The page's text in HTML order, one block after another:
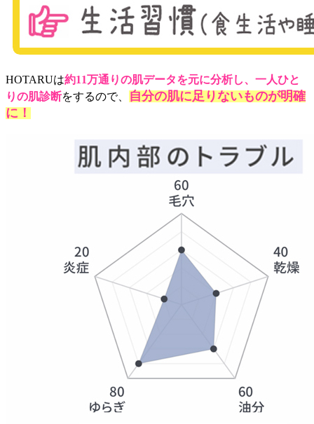
HOTARUは約11万通りの肌データを元に分析し、一人ひと
りの肌診断をするので、
自分の肌に足りないものが明確
に！